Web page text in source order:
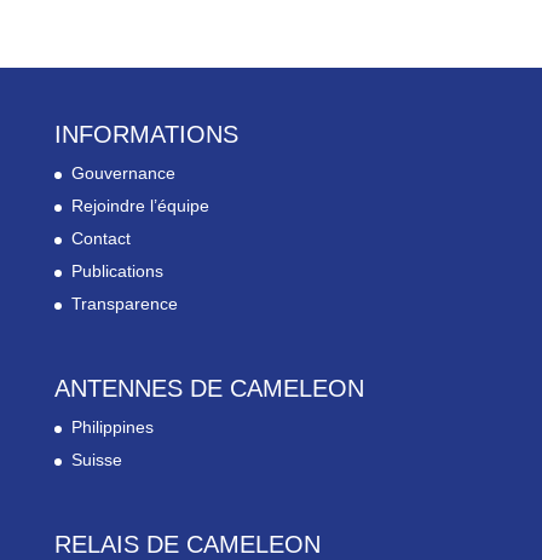
INFORMATIONS
Gouvernance
Rejoindre l’équipe
Contact
Publications
Transparence
ANTENNES DE CAMELEON
Philippines
Suisse
RELAIS DE CAMELEON